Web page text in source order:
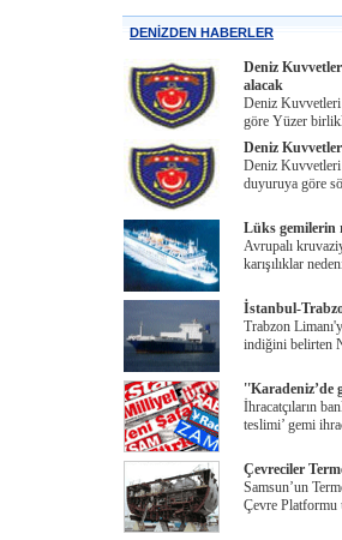
DENİZDEN HABERLER
Deniz
alacak
Deniz Kuvvetleri
göre Yüzer
Deniz
Deniz Kuvvetleri
duyuruya göre
Lüks gemilerin
Avrupalı
karışılıklar
İstanbul-
Trabzon
indiğini belirten
''Karadeniz’de
İhracatçıların
teslimi’ gemi
Çevreciler
Samsun’un
Çevre